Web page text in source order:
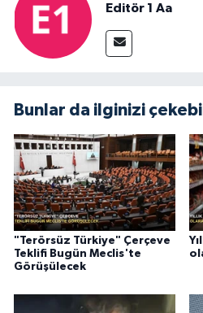
Editör 1 Aa
Bunlar da ilginizi
"Terörsüz Türkiye" Çerçeve
Teklifi Bugün Meclis'te
Görüşülecek